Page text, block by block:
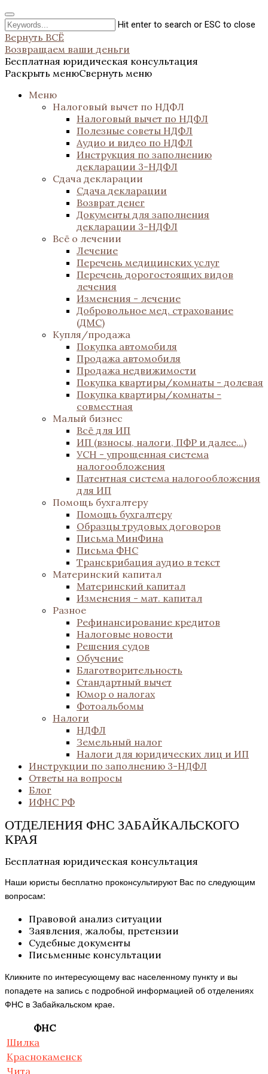
Hit enter to search or ESC to close
Вернуть ВСЁ
Возвращаем ваши деньги
Бесплатная юридическая консультация
Раскрыть менюСвернуть меню
Меню
Налоговый вычет по НДФЛ
Налоговый вычет по НДФЛ
Полезные советы НДФЛ
Аудио и видео по НДФЛ
Инструкция по заполнению
декларации 3-НДФЛ
Сдача декларации
Сдача декларации
Возврат денег
Документы для заполнения
декларации 3-НДФЛ
Всё о лечении
Лечение
Перечень медицинских услуг
Перечень дорогостоящих видов
лечения
Изменения - лечение
Добровольное мед. страхование
(ДМС)
Купля/продажа
Покупка автомобиля
Продажа автомобиля
Продажа недвижимости
Покупка квартиры/комнаты - долевая
Покупка квартиры/комнаты -
совместная
Малый бизнес
Всё для ИП
ИП (взносы, налоги, ПФР и далее...)
УСН - упрощенная система
налогообложения
Патентная система налогообложения
для ИП
Помощь бухгалтеру
Помощь бухгалтеру
Образцы трудовых договоров
Письма МинФина
Письма ФНС
Транскрибация аудио в текст
Материнский капитал
Материнский капитал
Изменения - мат. капитал
Разное
Рефинансирование кредитов
Налоговые новости
Решения судов
Обучение
Благотворительность
Стандартный вычет
Юмор о налогах
Фотоальбомы
Налоги
НДФЛ
Земельный налог
Налоги для юридических лиц и ИП
Инструкции по заполнению 3-НДФЛ
Ответы на вопросы
Блог
ИФНС РФ
ОТДЕЛЕНИЯ ФНС ЗАБАЙКАЛЬСКОГО
КРАЯ
Бесплатная юридическая консультация
Наши юристы бесплатно проконсультируют Вас по следующим
вопросам:
Правовой анализ ситуации
Заявления, жалобы, претензии
Судебные документы
Письменные консультации
Кликните по интересующему вас населенному пункту и вы
попадете на запись с подробной информацией об отделениях
ФНС в Забайкальском крае.
ФНС
Шилка
Краснокаменск
Чита